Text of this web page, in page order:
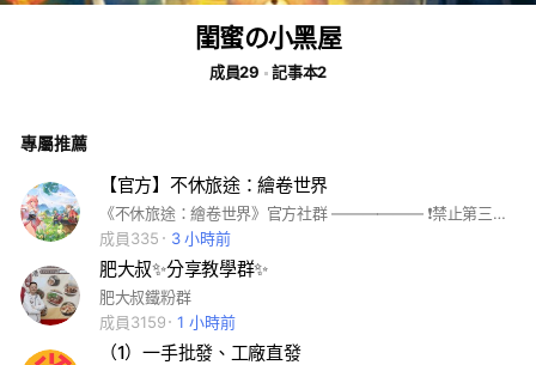
閨蜜の小黑屋
成員29 記事本2
專屬推薦
【官方】不休旅途：繪卷世界
《不休旅途：繪卷世界》官方社群 —————— ❗️禁止第三方社群平台的任何宣傳和廣告行為。 ❗️禁止第三方代儲宣傳，發現直接強制退出。 ❗️禁止惡意言論、仇恨言論或霸凌等攻擊他人行為。 ❗️行為惡劣者將會在無通知情況下強制退出。
成員335
3 小時前
肥大叔✨️分享教學群✨️
肥大叔鐵粉群
成員3159
1 小時前
（1）一手批發、工廠直發